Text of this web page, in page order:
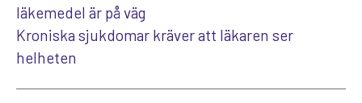
läkemedel är på väg
Kroniska sjukdomar kräver att läkaren ser
helheten